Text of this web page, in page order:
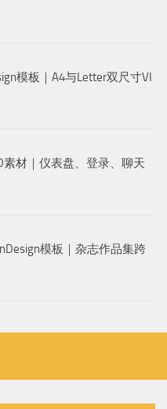
模板｜A4与Letter双尺寸VI
素材｜仪表盘、登录、聊天
模板｜杂志作品集跨